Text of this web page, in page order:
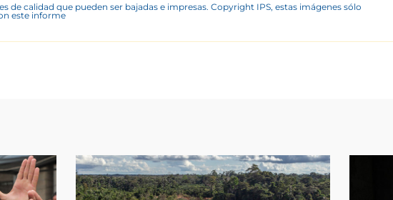
de calidad que pueden ser bajadas e impresas. Copyright IPS, estas imágenes sólo
este informe